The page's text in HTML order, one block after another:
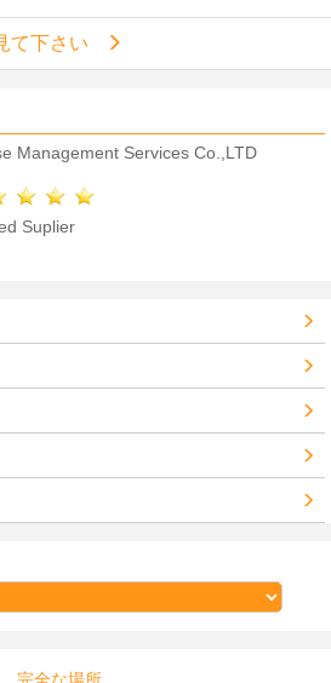
て下さい
Management Services Co.,LTD
Suplier